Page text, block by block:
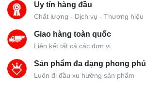
Uy tín hàng đầu
Chất lượng - Dịch vụ - Thương hiệu
Giao hàng toàn quốc
Liên kết tất cả các đơn vị
Sản phẩm đa dạng phong phú
Luôn đi đầu xu hướng sản phẩm